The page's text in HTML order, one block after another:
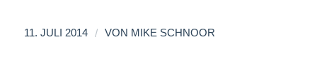
11. JULI 2014 / VON MIKE SCHNOOR